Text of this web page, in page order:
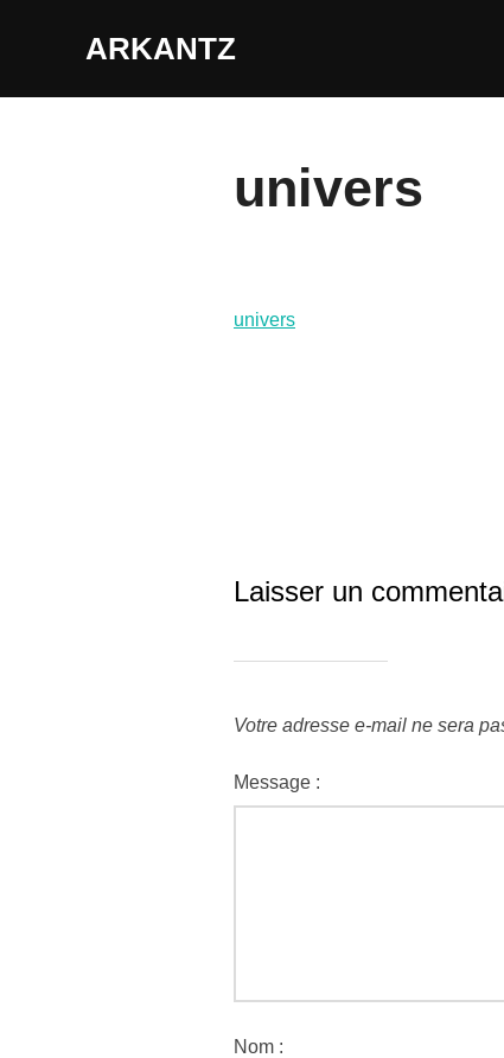
ARKANTZ
univers
univers
Laisser un
Votre adresse e-mail ne sera
Message :
Nom :